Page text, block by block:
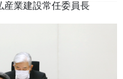
産業建設常任委員長